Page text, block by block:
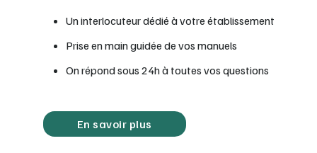
Un interlocuteur dédié à votre établissement
Prise en main guidée de vos manuels
On répond sous 24h à toutes vos questions
En savoir plus